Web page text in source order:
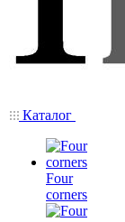
Каталог
Four
corners